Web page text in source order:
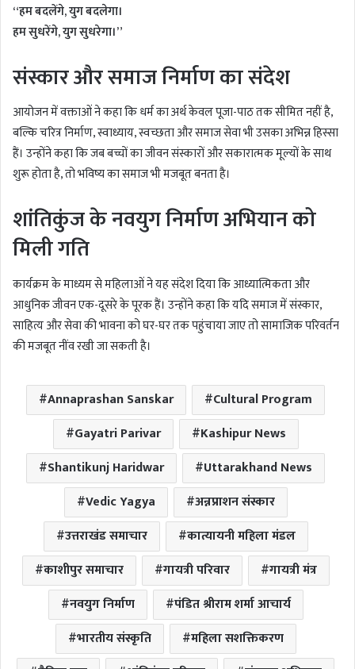
“हम बदलेंगे, युग बदलेगा।
हम सुधरेंगे, युग सुधरेगा।”
संस्कार और समाज निर्माण का संदेश
आयोजन में वक्ताओं ने कहा कि धर्म का अर्थ केवल पूजा-पाठ तक सीमित नहीं है,
बल्कि चरित्र निर्माण, स्वाध्याय, स्वच्छता और समाज सेवा भी उसका अभिन्न हिस्सा
हैं। उन्होंने कहा कि जब बच्चों का जीवन संस्कारों और सकारात्मक मूल्यों के साथ
शुरू होता है, तो भविष्य का समाज भी मजबूत बनता है।
शांतिकुंज के नवयुग निर्माण अभियान को
मिली गति
कार्यक्रम के माध्यम से महिलाओं ने यह संदेश दिया कि आध्यात्मिकता और
आधुनिक जीवन एक-दूसरे के पूरक हैं। उन्होंने कहा कि यदि समाज में संस्कार,
साहित्य और सेवा की भावना को घर-घर तक पहुंचाया जाए तो सामाजिक परिवर्तन
की मजबूत नींव रखी जा सकती है।
Annaprashan Sanskar
Cultural Program
Gayatri Parivar
Kashipur News
Shantikunj Haridwar
Uttarakhand News
Vedic Yagya
अन्नप्राशन संस्कार
उत्तराखंड समाचार
कात्यायनी महिला मंडल
काशीपुर समाचार
गायत्री परिवार
गायत्री मंत्र
नवयुग निर्माण
पंडित श्रीराम शर्मा आचार्य
भारतीय संस्कृति
महिला सशक्तिकरण